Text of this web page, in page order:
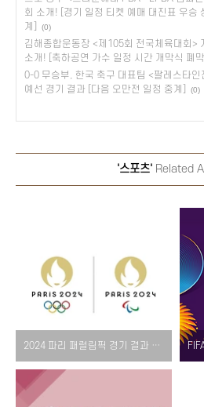
회 소개! [경기 일정 티켓 예매 대진표 우승
계]
(0)
김해종합운동장 <제105회 전국체육대회>
소개! [축하공연 가수 일정 시간 개막식 폐막
0-0 무승부, 한국 축구 대표팀 <팔레스타인
예선 경기 결과 [다음 오만전 일정 중계]
(0)
'스포츠' Related
2024 파리 패럴림픽 경기 결과 총정리! [대한민국 대회 종합 순위, 메달리스트]